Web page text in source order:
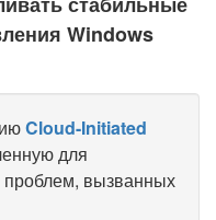
Windows
Cloud-Initiated
для
проблем, вызванных